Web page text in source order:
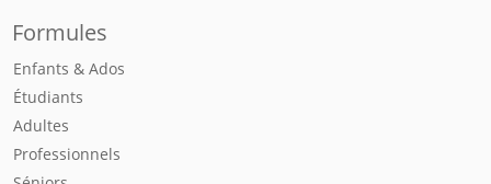
Formules
Enfants & Ados
Étudiants
Adultes
Professionnels